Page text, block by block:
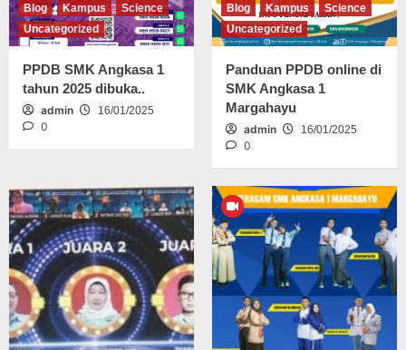
Blog Kampus
Science
Uncategorized
PPDB SMK Angkasa 1
tahun 2025 dibuka..
admin 16/01/2025
0
Blog Kampus
Science
Uncategorized
Panduan PPDB online di
SMK Angkasa 1
Margahayu
admin 16/01/2025
0